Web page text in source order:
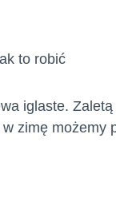
to robić
iglaste.
zimę możemy